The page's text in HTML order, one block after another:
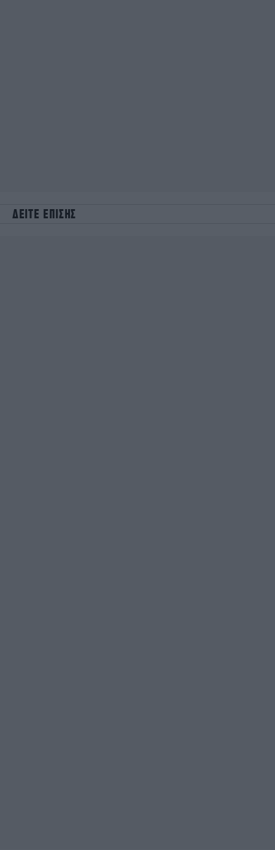
ΔΕΙΤΕ ΕΠΙΣΗΣ